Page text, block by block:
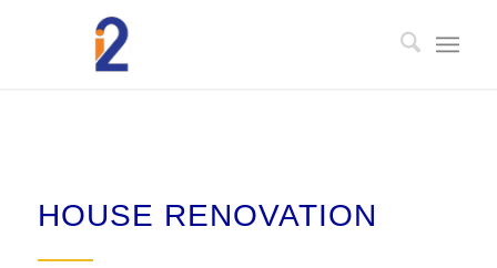
HOUSE RENOVATION